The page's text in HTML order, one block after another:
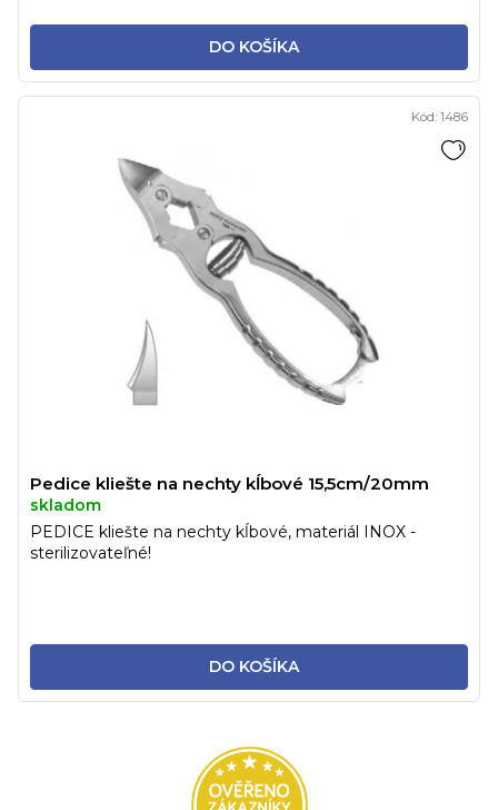
DO KOŠÍKA
Pedice kliešte na nechty kĺbové 15,5cm/20mm
skladom
DO KOŠÍKA
PEDICE kliešte na nechty kĺbové, materiál INOX -
sterilizovateľné!
Kód: 1486